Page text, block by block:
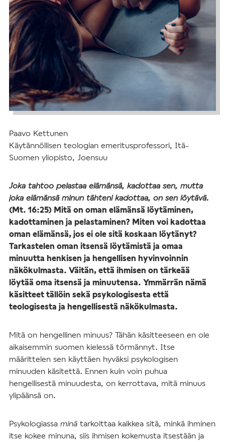
Paavo Kettunen
Käytännöllisen teologian emeritusprofessori, Itä-
Suomen yliopisto, Joensuu
Joka tahtoo pelastaa elämänsä, kadottaa sen, mutta
joka elämänsä minun tähteni kadottaa, on sen löytävä.
(Mt. 16:25) Mitä on oman elämänsä löytäminen,
kadottaminen ja pelastaminen? Miten voi kadottaa
oman elämänsä, jos ei ole sitä koskaan löytänyt?
Tarkastelen oman itsensä löytämistä ja omaa
minuutta henkisen ja hengellisen hyvinvoinnin
näkökulmasta. Väitän, että ihmisen on tärkeää
löytää oma itsensä ja minuutensa. Ymmärrän nämä
käsitteet tällöin sekä psykologisesta että
teologisesta ja hengellisestä näkökulmasta.
Mitä on hengellinen minuus? Tähän käsitteeseen en ole
aikaisemmin suomen kielessä törmännyt. Itse
määrittelen sen käyttäen hyväksi psykologisen
minuuden käsitettä. Ennen kuin voin puhua
hengellisestä minuudesta, on kerrottava, mitä minuus
ylipäänsä on.
Psykologiassa minä tarkoittaa kaikkea sitä, minkä ihminen
itse kokee minuna, siis ihmisen kokemusta itsestään ja